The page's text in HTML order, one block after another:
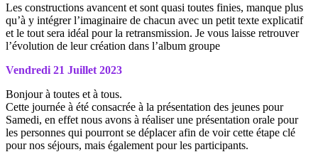
Les constructions avancent et sont quasi toutes finies, manque plus
qu’à y intégrer l’imaginaire de chacun avec un petit texte explicatif
et le tout sera idéal pour la retransmission. Je vous laisse retrouver
l’évolution de leur création dans l’album groupe
Vendredi 21 Juillet 2023
Bonjour à toutes et à tous.
Cette journée à été consacrée à la présentation des jeunes pour
Samedi, en effet nous avons à réaliser une présentation orale pour
les personnes qui pourront se déplacer afin de voir cette étape clé
pour nos séjours, mais également pour les participants.